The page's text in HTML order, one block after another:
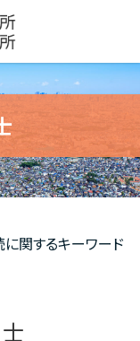
関するキーワード